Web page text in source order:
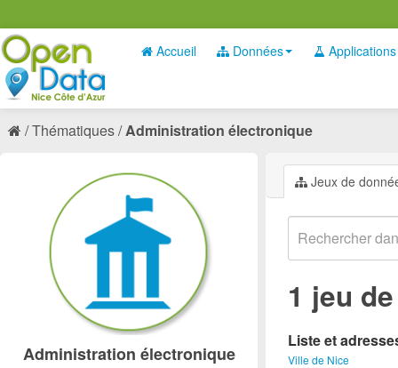
Accueil Données Applications
Thématiques Administration électronique
Jeux de
1 jeu
Liste et
Ville de Nice
Administration électronique